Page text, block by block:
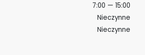
7:00 — 15:00
Nieczynne
Nieczynne